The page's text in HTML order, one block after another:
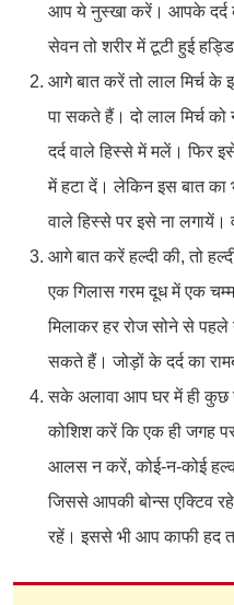
आप ये नुस्खा करें। आपके दर्द
सेवन तो शरीर में टूटी हुई
आगे बात करें तो लाल मिर्च के
पा सकते हैं। दो लाल मिर्च
दर्द वाले हिस्से में मलें। फिर
में हटा दें। लेकिन इस बात
वाले हिस्से पर इसे ना
आगे बात करें हल्दी की, तो
एक गिलास गरम दूध में एक
मिलाकर हर रोज सोने से पहले
सकते हैं। जोड़ों के दर्द का
सके अलावा आप घर में ही कुछ
कोशिश करें कि एक ही जगह
आलस न करें, कोई-न-कोई
जिससे आपकी बोन्स एक्टिव
रहें। इससे भी आप काफी हद